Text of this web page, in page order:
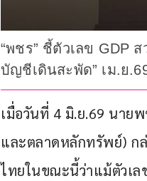
“พชร” ชี้ตัวเลข GDP
บัญชีเดินสะพัด” เม.ย
เมื่อวันที่ 4 มิ.ย.69 นาย
และตลาดหลักทรัพย์) ก
ไทยในขณะนี้ว่าแม้ตัวเล